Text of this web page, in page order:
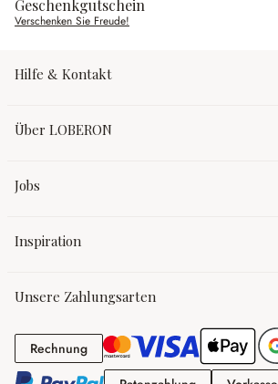
Geschenkgutschein
Verschenken Sie Freude!
Hilfe & Kontakt
Über LOBERON
Jobs
Inspiration
Unsere Zahlungsarten
RechnungRechnung